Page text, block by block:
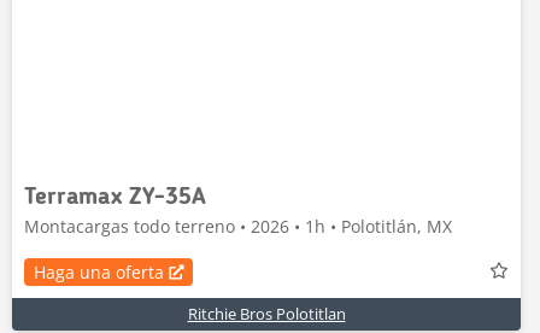
Terramax ZY-35A
Montacargas todo terreno • 2026 • 1h • Polotitlán, MX
Haga una oferta
Ritchie Bros Polotitlan